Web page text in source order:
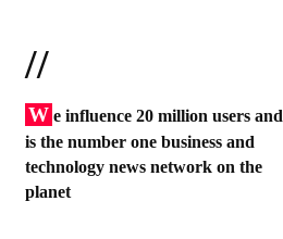
//
W e influence 20 million users and
is the number one business and
technology news network on the
planet